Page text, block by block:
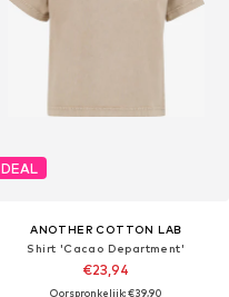
DEAL
ANOTHER COTTON LAB
Shirt 'Cacao Department'
€23,94
Oorspronkelijk: €39,90